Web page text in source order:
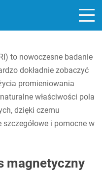
to nowoczesne badanie
dokładnie zobaczyć
promieniowania
właściwości pola
dzięki czemu
i pomocne w
magnetyczny